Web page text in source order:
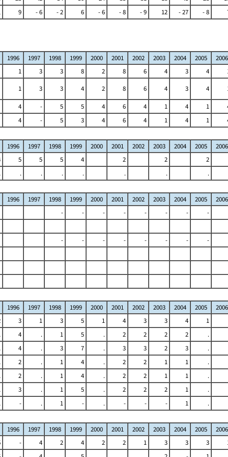
9 - 6 - 2 6 - 6 - 8 - 9 12 - 27 - 8
1996 1997 1998 1999 2000 2001 2002 2003 2004 2005
2006
1 3 3 8 2 8 6 4 3 4
1 3 3 4 2 8 6 4 3 4
4 - 5 5 4 6 4 1 4 1
4 - 5 3 4 6 4 1 4 1
1996 1997 1998 1999 2000 2001 2002 2003 2004 2005
2006
5 5 5 4 2 2
2
. . . . . . .
.
1996 1997 1998 1999 2000 2001 2002 2003 2004 2005
2006
- - - - - - -
-
- - - - - - -
-
1996 1997 1998 1999 2000 2001 2002 2003 2004 2005
2006
3 1 3 5 1 4 3 3 4
1
. 4 . 1 5 . 2 2 2 2
.
. 4 . 3 7 . 3 3 2 3
.
. 2 . 1 4 . 2 2 1 1
.
. 2 . 1 4 . 2 2 1 1
.
. 3 . 1 5 . 2 2 2 1
.
. - . 1 - . - - - 1
.
1996 1997 1998 1999 2000 2001 2002 2003 2004 2005
2006
- 4 2 4 2 2 1 3 3 3